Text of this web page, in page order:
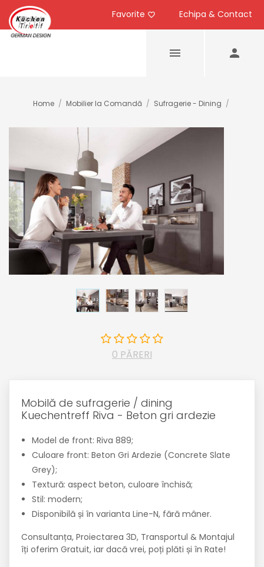
Echipa & Contact
Favorite
Home / Mobilier la Comandă / Sufragerie - Dining /
0 PĂRERI
Mobilă de sufragerie / dining
Kuechentreff Riva - Beton gri ardezie
Model de front: Riva 889;
Culoare front: Beton Gri Ardezie (Concrete Slate
Grey);
Textură: aspect beton, culoare închisă;
Stil: modern;
Disponibilă și în varianta Line-N, fără mâner.
Consultanța, Proiectarea 3D, Transportul & Montajul
îți oferim Gratuit, iar dacă vrei, poți plăti și în Rate!